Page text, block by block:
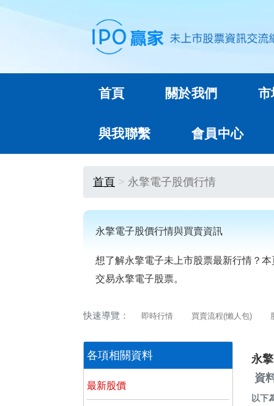
首頁 關於我們 市
與我聯繫 會員中心
首頁 永擎電子股價行情
永擎電子股價行情與買賣資訊
想了解永擎電子未上市股票最新行情？
交易永擎電子股票。
快速導覽： 即時行情 買賣流程(懶人包)
各項相關資料
最新股價
永
資
以下